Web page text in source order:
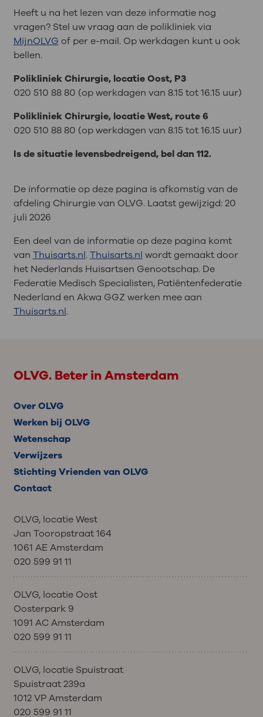
Heeft u na het lezen van deze informatie nog
vragen? Stel uw vraag aan de polikliniek via
MijnOLVG of per e-mail. Op werkdagen kunt u ook
bellen.
Polikliniek Chirurgie, locatie Oost, P3
020 510 88 80 (op werkdagen van 8.15 tot 16.15 uur)
Polikliniek Chirurgie, locatie West, route 6
020 510 88 80 (op werkdagen van 8.15 tot 16.15 uur)
Is de situatie levensbedreigend, bel dan 112.
De informatie op deze pagina is afkomstig van de
afdeling Chirurgie van OLVG. Laatst gewijzigd:20
juli 2026
Een deel van de informatie op deze pagina komt
van Thuisarts.nl.Thuisarts.nl wordt gemaakt door
het Nederlands Huisartsen Genootschap. De
Federatie Medisch Specialisten, Patiëntenfederatie
Nederland en Akwa GGZ werken mee aan
Thuisarts.nl.
OLVG. Beter in Amsterdam
Over OLVG
Werken bij OLVG
Wetenschap
Verwijzers
Stichting Vrienden van OLVG
Contact
OLVG, locatie West
Jan Tooropstraat 164
1061 AE Amsterdam
020 599 91 11
OLVG, locatie Oost
Oosterpark 9
1091 AC Amsterdam
020 599 91 11
OLVG, locatie Spuistraat
Spuistraat 239a
1012 VP Amsterdam
020 599 91 11